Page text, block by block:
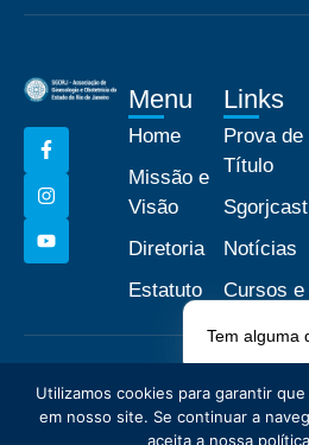
Menu
Home
Missão e
Visão
Diretoria
Estatuto
Links
Prova de
Título
Sgorjcast
Notícias
Cursos e
Ginecologia e Obstetrícia do
Estado do Rio de Janeiro -
Utilizamos cookies para garantir
em nosso site. Se continuar a
aceita a nossa
Tem alguma